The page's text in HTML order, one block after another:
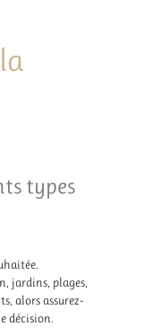
types
jardins, plages,
alors assurez-
décision.